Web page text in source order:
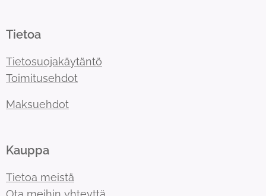
Tietoa
Tietosuojakäytäntö
Toimitusehdot
Maksuehdot
Kauppa
Tietoa meistä